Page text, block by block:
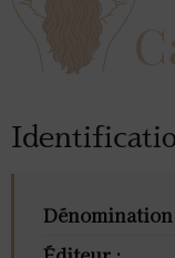
Dénomination